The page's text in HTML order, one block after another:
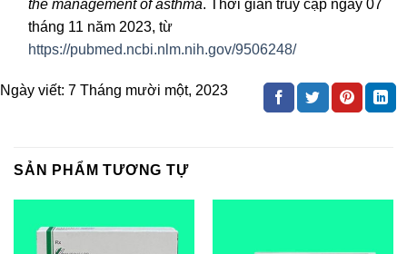
the management of asthma. Thời gian truy cập ngày 07
tháng 11 năm 2023, từ
https://pubmed.ncbi.nlm.nih.gov/9506248/
Ngày viết: 7 Tháng mười một, 2023
SẢN PHẨM TƯƠNG TỰ